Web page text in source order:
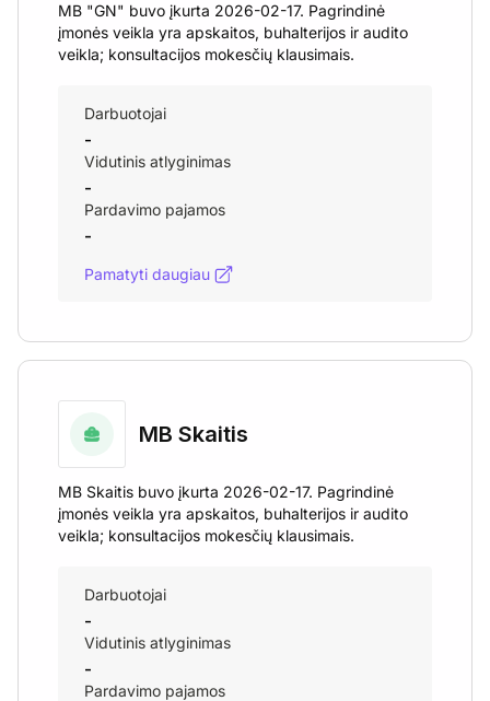
MB "GN" buvo įkurta 2026-02-17. Pagrindinė
įmonės veikla yra apskaitos, buhalterijos ir audito
veikla; konsultacijos mokesčių klausimais.
Darbuotojai
-
Vidutinis atlyginimas
-
Pardavimo pajamos
-
Pamatyti daugiau
MB Skaitis
MB Skaitis buvo įkurta 2026-02-17. Pagrindinė
įmonės veikla yra apskaitos, buhalterijos ir audito
veikla; konsultacijos mokesčių klausimais.
Darbuotojai
-
Vidutinis atlyginimas
-
Pardavimo pajamos